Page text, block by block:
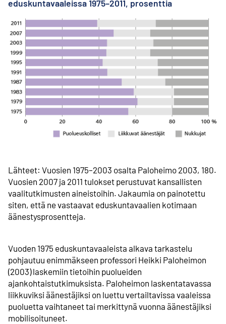
eduskuntavaaleissa 1975–2011, prosenttia
Lähteet: Vuosien 1975–2003 osalta Paloheimo 2003, 180.
Vuosien 2007 ja 2011 tulokset perustuvat kansallisten
vaalitutkimusten aineistoihin. Jakaumia on painotettu
siten, että ne vastaavat eduskuntavaalien kotimaan
äänestys­prosentteja.
Vuoden 1975 eduskunta­vaaleista alkava tarkastelu
pohjautuu enimmäkseen professori Heikki Paloheimon
(2003) laskemiin tietoihin puolueiden
ajankohtaistutkimuksista. Paloheimon laskentatavassa
liikkuviksi äänestäjiksi on luettu vertailtavissa vaaleissa
puoluetta vaihtaneet tai merkittynä vuonna äänestäjiksi
mobilisoituneet.